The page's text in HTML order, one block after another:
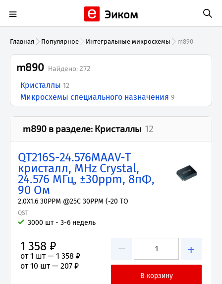
Эиком
Главная Популярное Интегральные микросхемы m890
m890 Найдено: 272
Кристаллы 12
Микросхемы специального назначения 9
m890 в разделе: Кристаллы 12
QT216S-24.576MAAV-T
кристалл, MHz Crystal,
24.576 МГц, ±30ppm, 8пФ,
90 Ом
2.0X1.6 30PPM @25C 30PPM (-20 TO
QST
3000 шт - 3-6 недель
− +
1 358 ₽
от 1 шт — 1 358 ₽
от 10 шт — 207 ₽